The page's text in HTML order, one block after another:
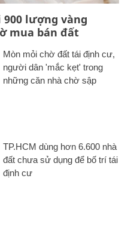
900 lượng vàng
mua bán đất
Mòn mỏi chờ đất tái định cư,
người dân 'mắc kẹt' trong
những căn nhà chờ sập
TP.HCM dùng hơn 6.600 nhà
đất chưa sử dụng để bố trí tái
định cư